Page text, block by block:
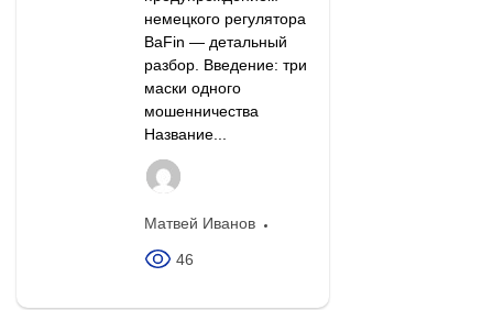
немецкого регулятора
BaFin — детальный
разбор. Введение: три
маски одного
мошенничества
Название...
Матвей Иванов
46